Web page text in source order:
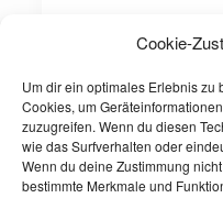
Cookie-
Um dir ein optimales Erlebnis
Cookies, um
zuzugreifen. Wenn du diesen
wie das Surfverhalten oder
Wenn du deine Zustimmung
bestimmte Merkmale und
Vlašić (0621) 4459